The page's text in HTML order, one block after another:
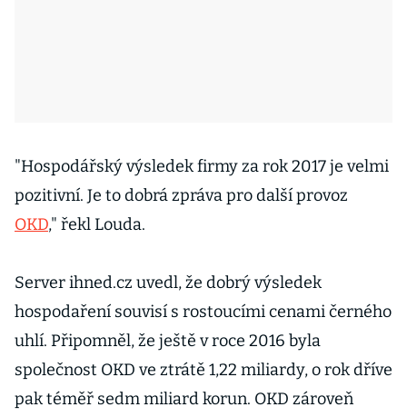
"Hospodářský výsledek firmy za rok 2017 je velmi
pozitivní. Je to dobrá zpráva pro další provoz
OKD," řekl Louda.
Server ihned.cz uvedl, že dobrý výsledek
hospodaření souvisí s rostoucími cenami černého
uhlí. Připomněl, že ještě v roce 2016 byla
společnost OKD ve ztrátě 1,22 miliardy, o rok dříve
pak téměř sedm miliard korun. OKD zároveň